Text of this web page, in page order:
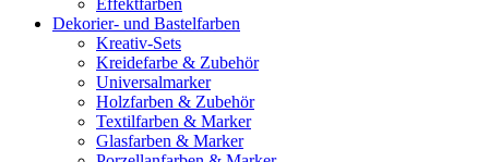
Effektfarben
Dekorier- und Bastelfarben
Kreativ-Sets
Kreidefarbe & Zubehör
Universalmarker
Holzfarben & Zubehör
Textilfarben & Marker
Glasfarben & Marker